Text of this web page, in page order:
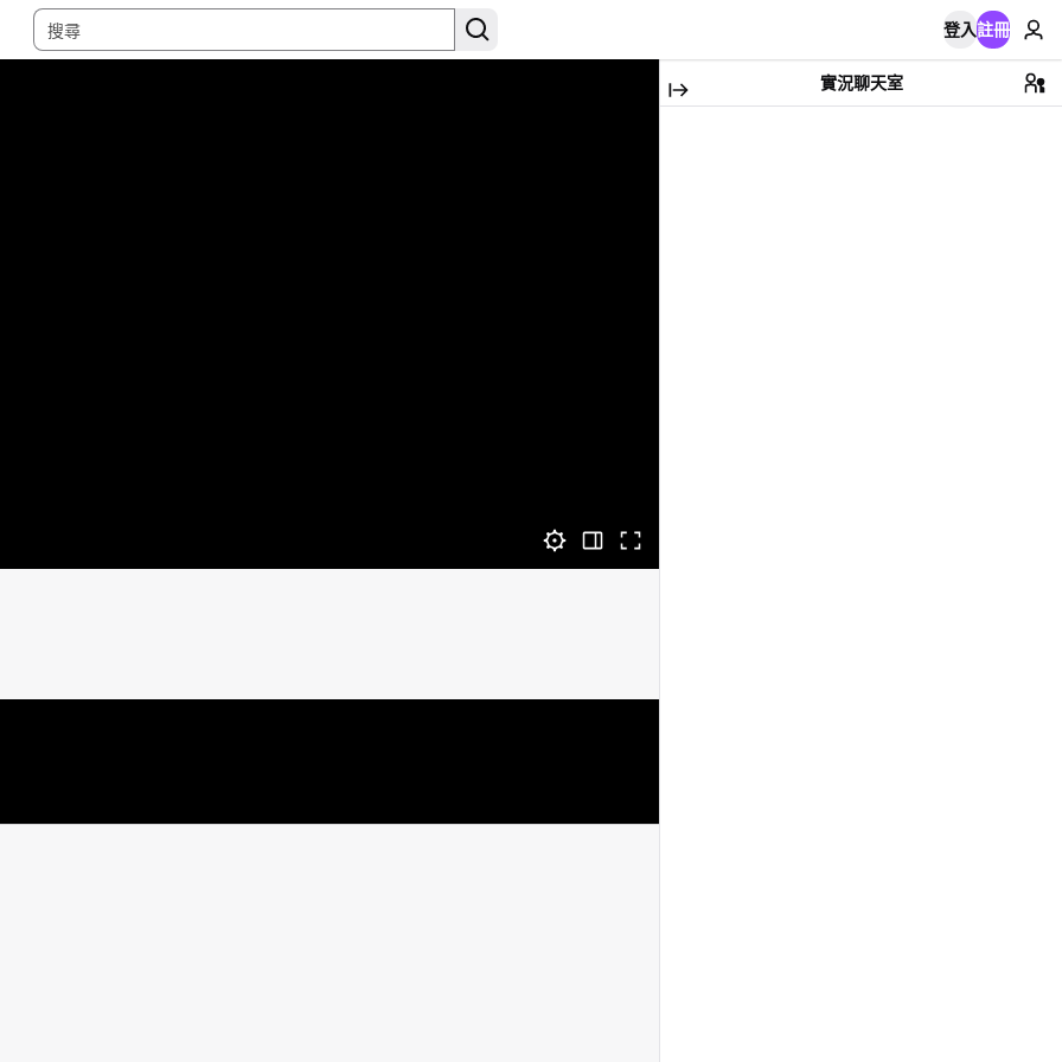
登入註冊
實況聊天室